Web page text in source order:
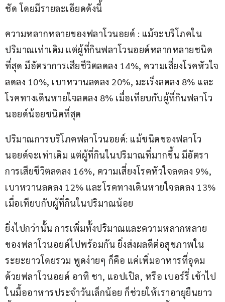
ชัด โดยมีรายละเอียดดังนี้
ความหลากหลายของฟลาโวนอยด์ : แม้จะบริโภคใน
ปริมาณเท่าเดิม แต่ผู้ที่กินฟลาโวนอยด์หลากหลายชนิด
ที่สุด มีอัตราการเสียชีวิตลดลง 14%, ความเสี่ยงโรคหัวใจ
ลดลง 10%, เบาหวานลดลง 20%, มะเร็งลดลง 8% และ
โรคทางเดินหายใจลดลง 8% เมื่อเทียบกับผู้ที่กินฟลาโว
นอยด์น้อยชนิดที่สุด
ปริมาณการบริโภคฟลาโวนอยด์: แม้ชนิดของฟลาโว
นอยด์จะเท่าเดิม แต่ผู้ที่กินในปริมาณที่มากขึ้น มีอัตรา
การเสียชีวิตลดลง 16%, ความเสี่ยงโรคหัวใจลดลง 9%,
เบาหวานลดลง 12% และโรคทางเดินหายใจลดลง 13%
เมื่อเทียบกับผู้ที่กินในปริมาณน้อย
ยิ่งไปกว่านั้น การเพิ่มทั้งปริมาณและความหลากหลาย
ของฟลาโวนอยด์ไปพร้อมกัน ยิ่งส่งผลดีต่อสุขภาพใน
ระยะยาวโดยรวม พูดง่ายๆ ก็คือ แค่เพิ่มอาหารที่อุดม
ด้วยฟลาโวนอยด์ อาทิ ชา, แอปเปิล, หรือ เบอร์รี่ เข้าไป
ในมื้ออาหารประจำวันเล็กน้อย ก็ช่วยให้เราอายุยืนยาว